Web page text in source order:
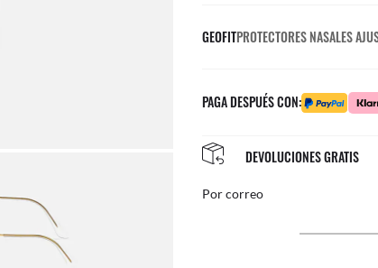
GEOFITPROTECTORES NASALES
PAGA DESPUÉS CON:
EL AJUSTE PERFECTO
Ajustes personalizados gratuitos